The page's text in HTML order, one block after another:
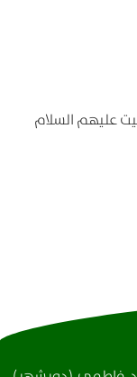
عليهم السلام